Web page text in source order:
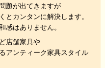
題が出てきますが
と カンタンに解決します。
感はありません。
店舗家具や
アンティーク家具スタイル